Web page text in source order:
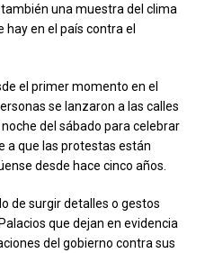
una muestra del clima
hay en el país contra el
el primer momento en el
se lanzaron a las calles
del sábado para celebrar
a que las protestas están
desde hace cinco años.
de surgir detalles o gestos
que dejan en evidencia
del gobierno contra sus